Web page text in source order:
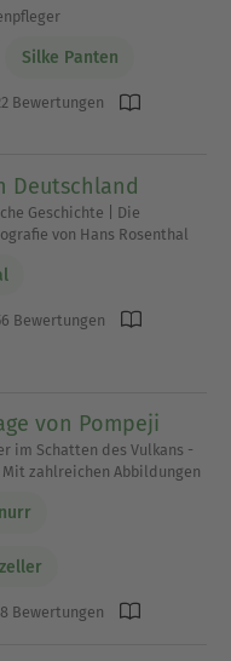
Silke Panten
Bewertungen
Deutschland
Geschichte | Die
von Hans Rosenthal
Bewertungen
von Pompeji
im Schatten des Vulkans -
Mit zahlreichen Abbildungen
Bewertungen